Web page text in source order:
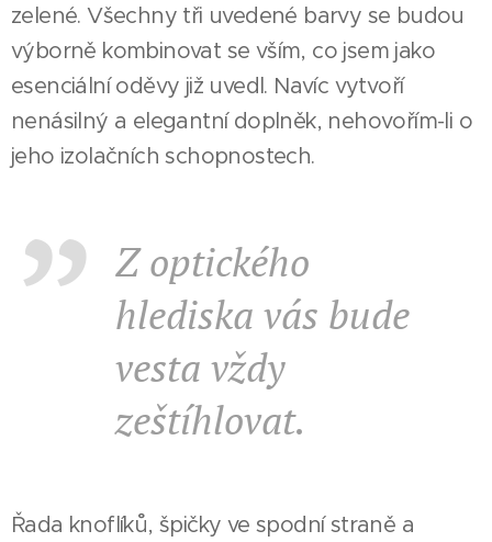
zelené. Všechny tři uvedené barvy se budou
výborně kombinovat se vším, co jsem jako
esenciální oděvy již uvedl. Navíc vytvoří
nenásilný a elegantní doplněk, nehovořím-li o
jeho izolačních schopnostech.
Z optického
hlediska vás bude
vesta vždy
zeštíhlovat.
Řada knoflíků, špičky ve spodní straně a